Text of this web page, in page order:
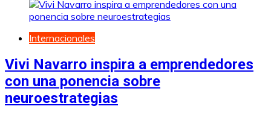
Internacionales
Vivi Navarro inspira a emprendedores
con una ponencia sobre
neuroestrategias